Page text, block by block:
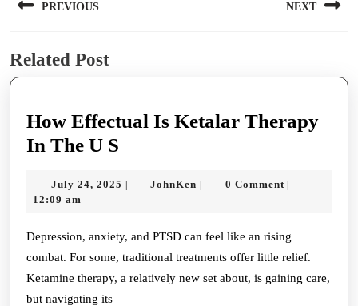
navigation
PREVIOUS
post:
NEXT
Related Post
How Effectual Is Ketalar Therapy
In The U S
Is
Therapy
In
The
July 24, 2025 July
| JohnKen JohnKen
| 0 Comment |
12:09 am
Depression, anxiety, and PTSD can feel like an rising
combat. For some, traditional treatments offer little relief.
Ketamine therapy, a relatively new set about, is gaining care,
but navigating its